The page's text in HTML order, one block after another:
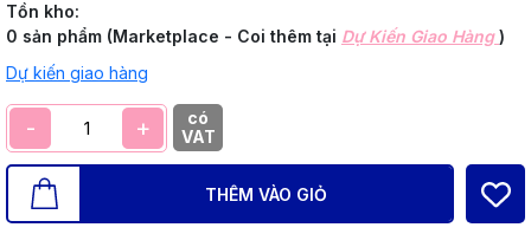
Tồn kho:
0 sản phẩm (Marketplace - Coi thêm tại Dự Kiến Giao Hàng)
Dự kiến giao hàng
- +
có
VAT
THÊM VÀO GIỎ